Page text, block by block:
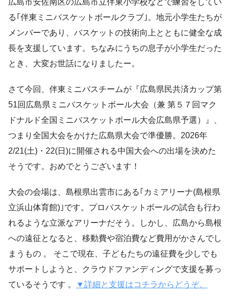
る｢伴東ミニバスケットボールクラブ｣。地元小学生たちが
メンバーであり、バスケットの技術向上とともに健全な成
長を支援しています。ちなみにうちの息子が小学生だった
とき、大変お世話になりましたー。
さて今回、伴東ミニバスチームが『広島県民共済カップ第
51回広島県ミニバスケットボール大会（兼 第５７回マク
ドナルド全国ミニバスケットボール大会広島県予選）』、
つまり全国大会をかけた広島県大会で準優勝。2026年
2/21(土)・22(日)に開催される中国大会への出場を決めた
そうです。おめでとうございます！
大会の会場は、島根県出雲市にある｢カミアリーナ(島根県
立浜山体育館)｣です。プロバスケットボールの試合も行わ
れるような立派なアリーナだそう。しかし、広島から島根
への遠征となると、移動費や宿泊費など費用がかさんでし
まうもの 。 そこで現在、子どもたちの遠征費を少しでも
サポートしようと、クラウドファンディングで支援を募っ
ているそうです 。
▼詳細と支援はコチラからどうぞ。